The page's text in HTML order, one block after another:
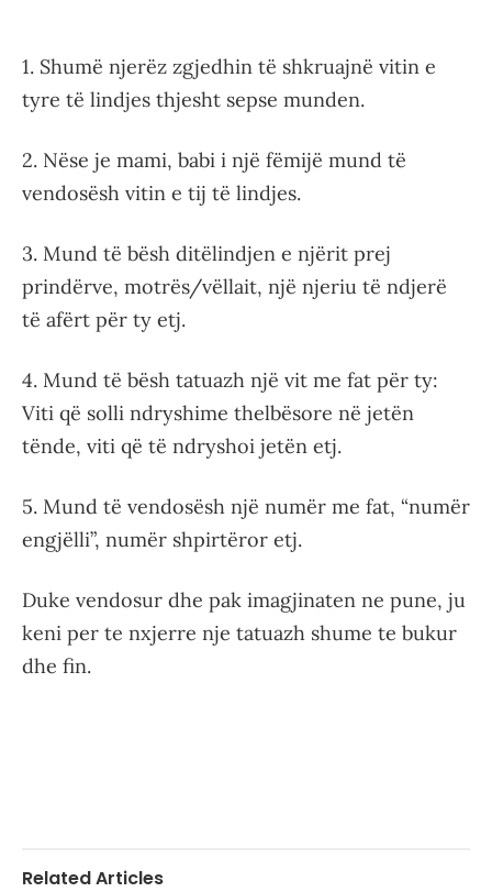
1. Shumë njerëz zgjedhin të shkruajnë vitin e
tyre të lindjes thjesht sepse munden.
2. Nëse je mami, babi i një fëmijë mund të
vendosësh vitin e tij të lindjes.
3. Mund të bësh ditëlindjen e njërit prej
prindërve, motrës/vëllait, një njeriu të ndjerë
të afërt për ty etj.
4. Mund të bësh tatuazh një vit me fat për ty:
Viti që solli ndryshime thelbësore në jetën
tënde, viti që të ndryshoi jetën etj.
5. Mund të vendosësh një numër me fat, “numër
engjëlli”, numër shpirtëror etj.
Duke vendosur dhe pak imagjinaten ne pune, ju
keni per te nxjerre nje tatuazh shume te bukur
dhe fin.
Related Articles